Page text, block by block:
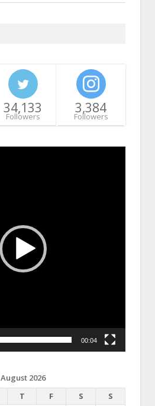
34,133
Followers
3,384
Followers
00:04
August 2026
T F S
S